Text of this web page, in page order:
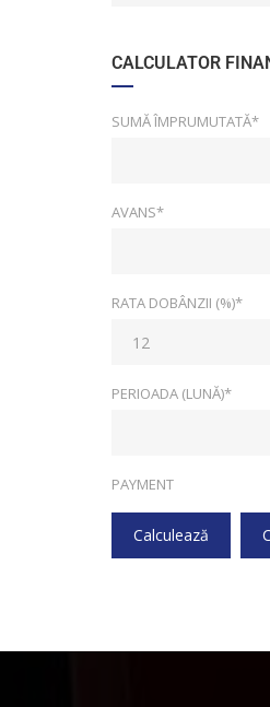
CALCULATOR
SUMĂ ÎMPRUMUTATĂ*
AVANS*
RATA DOBÂNZII (%)*
PERIOADA (LUNĂ)*
PAYMENT
Calculează